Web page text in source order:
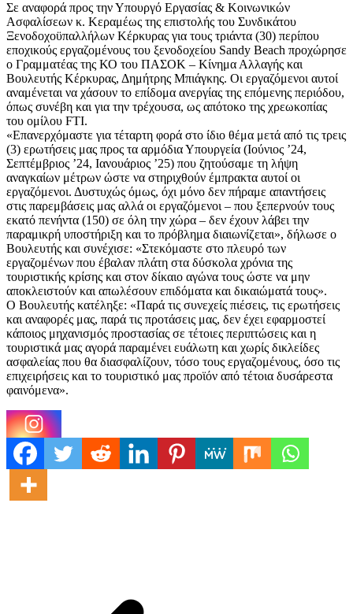
Σε αναφορά προς την Υπουργό Εργασίας & Κοινωνικών
Ασφαλίσεων κ. Κεραμέως της επιστολής του Συνδικάτου
Ξενοδοχοϋπαλλήλων Κέρκυρας για τους τριάντα (30) περίπου
εποχικούς εργαζομένους του ξενοδοχείου Sandy Beach προχώρησε
ο Γραμματέας της ΚΟ του ΠΑΣΟΚ – Κίνημα Αλλαγής και
Βουλευτής Κέρκυρας, Δημήτρης Μπιάγκης. Οι εργαζόμενοι αυτοί
αναμένεται να χάσουν το επίδομα ανεργίας της επόμενης περιόδου,
όπως συνέβη και για την τρέχουσα, ως απότοκο της χρεωκοπίας
του ομίλου FTI.
«Επανερχόμαστε για τέταρτη φορά στο ίδιο θέμα μετά από τις τρεις
(3) ερωτήσεις μας προς τα αρμόδια Υπουργεία (Ιούνιος ’24,
Σεπτέμβριος ’24, Ιανουάριος ’25) που ζητούσαμε τη λήψη
αναγκαίων μέτρων ώστε να στηριχθούν έμπρακτα αυτοί οι
εργαζόμενοι. Δυστυχώς όμως, όχι μόνο δεν πήραμε απαντήσεις
στις παρεμβάσεις μας αλλά οι εργαζόμενοι – που ξεπερνούν τους
εκατό πενήντα (150) σε όλη την χώρα – δεν έχουν λάβει την
παραμικρή υποστήριξη και το πρόβλημα διαιωνίζεται», δήλωσε ο
Βουλευτής και συνέχισε: «Στεκόμαστε στο πλευρό των
εργαζομένων που έβαλαν πλάτη στα δύσκολα χρόνια της
τουριστικής κρίσης και στον δίκαιο αγώνα τους ώστε να μην
αποκλειστούν και απωλέσουν επιδόματα και δικαιώματά τους».
Ο Βουλευτής κατέληξε: «Παρά τις συνεχείς πιέσεις, τις ερωτήσεις
και αναφορές μας, παρά τις προτάσεις μας, δεν έχει εφαρμοστεί
κάποιος μηχανισμός προστασίας σε τέτοιες περιπτώσεις και η
τουριστικά μας αγορά παραμένει ευάλωτη και χωρίς δικλείδες
ασφαλείας που θα διασφαλίζουν, τόσο τους εργαζομένους, όσο τις
επιχειρήσεις και το τουριστικό μας προϊόν από τέτοια δυσάρεστα
φαινόμενα».